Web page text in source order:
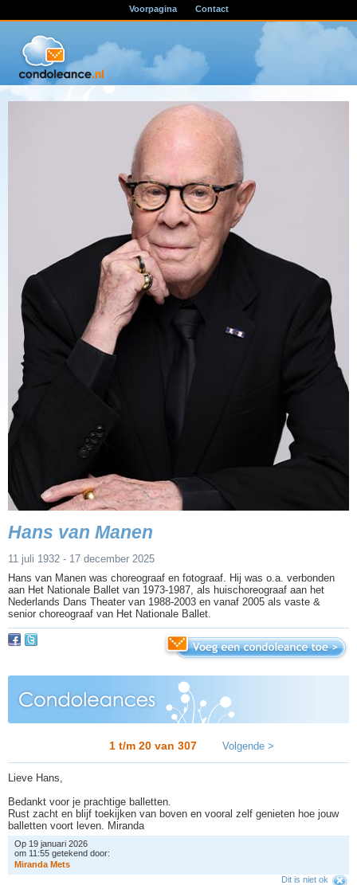
Voorpagina Contact
Hans van Manen
11 juli 1932 - 17 december 2025
Hans van Manen was choreograaf en fotograaf. Hij was o.a. verbonden
aan Het Nationale Ballet van 1973-1987, als huischoreograaf aan het
Nederlands Dans Theater van 1988-2003 en vanaf 2005 als vaste &
senior choreograaf van Het Nationale Ballet.
1 t/m 20 van 307 Volgende >
Lieve Hans,
Bedankt voor je prachtige balletten.
Rust zacht en blijf toekijken van boven en vooral zelf genieten hoe jouw
balletten voort leven. Miranda
Op 19 januari 2026
om 11:55 getekend door:
Miranda Mets
Dit is niet ok